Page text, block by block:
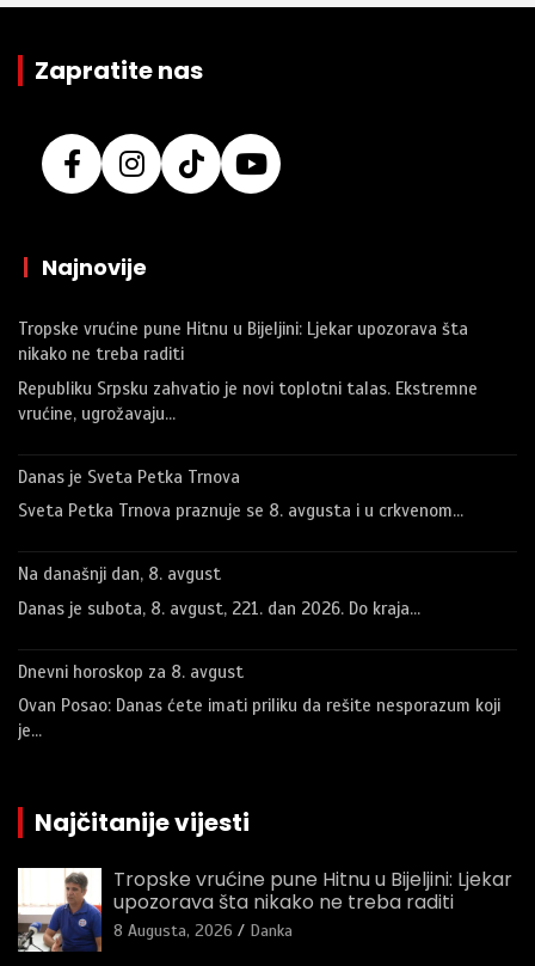
Zapratite nas
| Najnovije
Tropske vrućine pune Hitnu u Bijeljini: Ljekar upozorava šta
nikako ne treba raditi
Republiku Srpsku zahvatio je novi toplotni talas. Ekstremne
vrućine, ugrožavaju…
Danas je Sveta Petka Trnova
Sveta Petka Trnova praznuje se 8. avgusta i u crkvenom…
Na današnji dan, 8. avgust
Danas je subota, 8. avgust, 221. dan 2026. Do kraja…
Dnevni horoskop za 8. avgust
Ovan Posao: Danas ćete imati priliku da rešite nesporazum koji
je…
Najčitanije vijesti
Tropske vrućine pune Hitnu u Bijeljini: Ljekar
upozorava šta nikako ne treba raditi
8 Augusta, 2026 Danka